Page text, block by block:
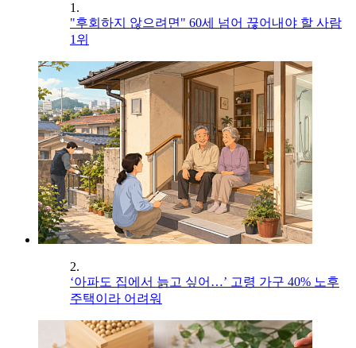
1.
"후회하지 않으려면" 60세 넘어 끊어내야 할 사람
1위
2.
‘아파도 집에서 늙고 싶어…’ 고령 가구 40% 노후
주택이라 어려워